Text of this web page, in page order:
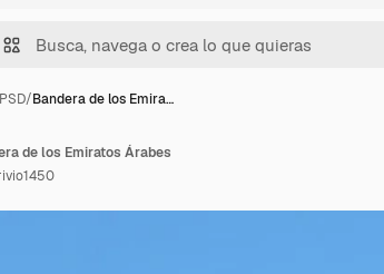
PSD/Bandera de los Emira…
de los Emiratos Árabes